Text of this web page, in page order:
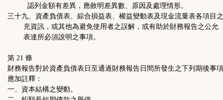
認列金額有差異，應敘明差異數、原因及處理情形。
三十九、資產負債表、綜合損益表、權益變動表及現金流量表各項目
充資訊，或其他為避免使用者之誤解，或有助於財務報告之公允
表達所必須說明之事項。
第 21 條
財務報告對於資產負債表日至通過財務報告日間所發生之下列期後事
應加註釋：
一、資本結構之變動。